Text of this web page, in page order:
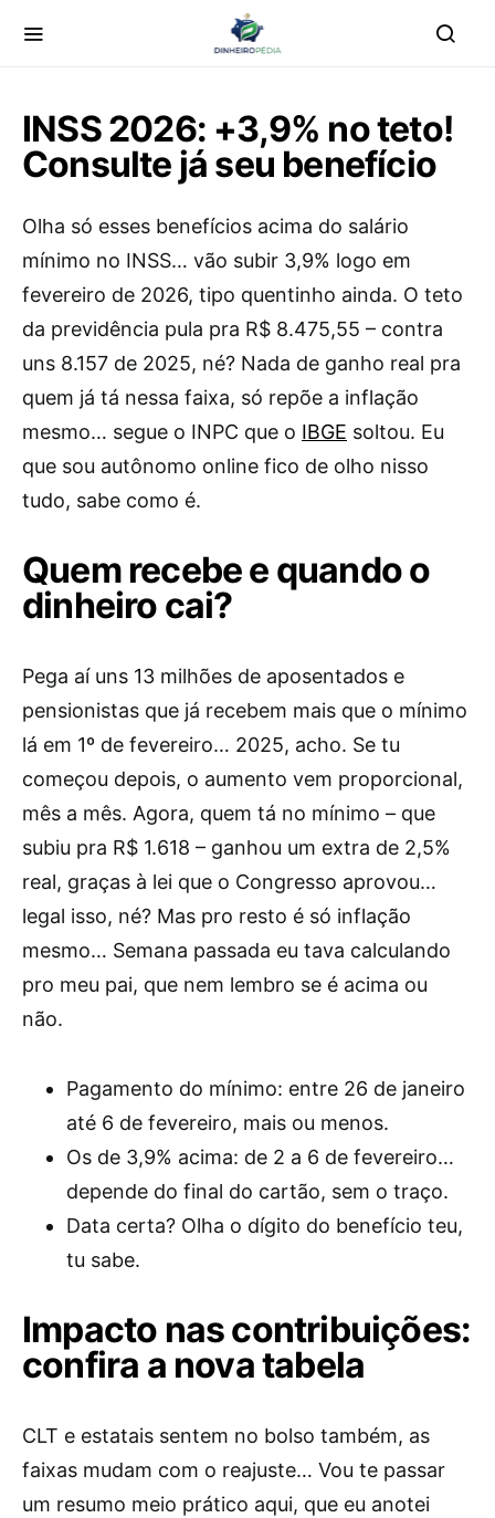
INSS 2026: +3,9% no teto!
Consulte já seu benefício
Olha só esses benefícios acima do salário
mínimo no INSS… vão subir 3,9% logo em
fevereiro de 2026, tipo quentinho ainda. O teto
da previdência pula pra R$ 8.475,55 – contra
uns 8.157 de 2025, né? Nada de ganho real pra
quem já tá nessa faixa, só repõe a inflação
mesmo… segue o INPC que o IBGE soltou. Eu
que sou autônomo online fico de olho nisso
tudo, sabe como é.
Quem recebe e quando o
dinheiro cai?
Pega aí uns 13 milhões de aposentados e
pensionistas que já recebem mais que o mínimo
lá em 1º de fevereiro… 2025, acho. Se tu
começou depois, o aumento vem proporcional,
mês a mês. Agora, quem tá no mínimo – que
subiu pra R$ 1.618 – ganhou um extra de 2,5%
real, graças à lei que o Congresso aprovou…
legal isso, né? Mas pro resto é só inflação
mesmo… Semana passada eu tava calculando
pro meu pai, que nem lembro se é acima ou
não.
Pagamento do mínimo: entre 26 de janeiro
até 6 de fevereiro, mais ou menos.
Os de 3,9% acima: de 2 a 6 de fevereiro…
depende do final do cartão, sem o traço.
Data certa? Olha o dígito do benefício teu,
tu sabe.
Impacto nas contribuições:
confira a nova tabela
CLT e estatais sentem no bolso também, as
faixas mudam com o reajuste… Vou te passar
um resumo meio prático aqui, que eu anotei